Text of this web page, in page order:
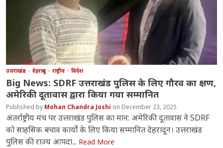
उत्तराखंड देहरादून राष्ट्रीय विदेश
Big News: SDRF उत्तराखंड पुलिस के लिए गौरव का क्षण,
अमेरिकी दूतावास द्वारा किया गया सम्मानित
Mohan Chandra Joshi December 23, 2025
अंतर्राष्ट्रीय मंच पर उत्तराखंड पुलिस का मान: अमेरिकी दूतावास ने SDRF
को साहसिक बचाव कार्यों के लिए किया सम्मानित देहरादून। उत्तराखंड
पुलिस की राज्य आपदा... Read More